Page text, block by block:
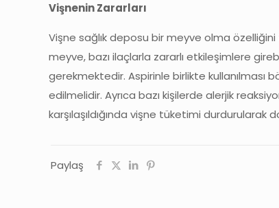
Vişnenin Zararları
Vişne sağlık deposu bir meyve olma
meyve, bazı ilaçlarla zararlı etkileşimlere
gerekmektedir. Aspirinle birlikte kullanılması
edilmelidir. Ayrıca bazı kişilerde alerjik
karşılaşıldığında vişne tüketimi
Paylaş